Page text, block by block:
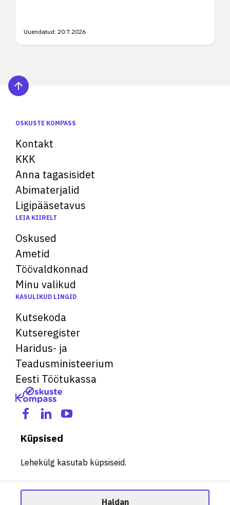
Uuendatud: 20.7.2026
OSKUSTE KOMPASS
Kontakt
KKK
Anna tagasisidet
Abimaterjalid
Ligipääsetavus
LEIA KIIRELT
Oskused
Ametid
Töövaldkonnad
Minu valikud
KASULIKUD LINGID
Kutsekoda
Kutseregister
Haridus- ja
Teadusministeerium
Eesti Töötukassa
Küpsised
Lehekülg kasutab küpsiseid.
Haldan